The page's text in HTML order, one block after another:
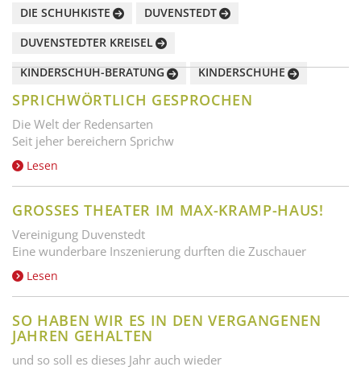
DIE SCHUHKISTE
DUVENSTEDT
DUVENSTEDTER KREISEL
KINDERSCHUH-BERATUNG
KINDERSCHUHE
SPRICHWÖRTLICH GESPROCHEN
Die Welt der Redensarten
Seit jeher bereichern Sprichw
Lesen
GROSSES THEATER IM MAX-KRAMP-HAUS!
Vereinigung Duvenstedt
Eine wunderbare Inszenierung durften die Zuschauer
Lesen
SO HABEN WIR ES IN DEN VERGANGENEN
JAHREN GEHALTEN
und so soll es dieses Jahr auch wieder